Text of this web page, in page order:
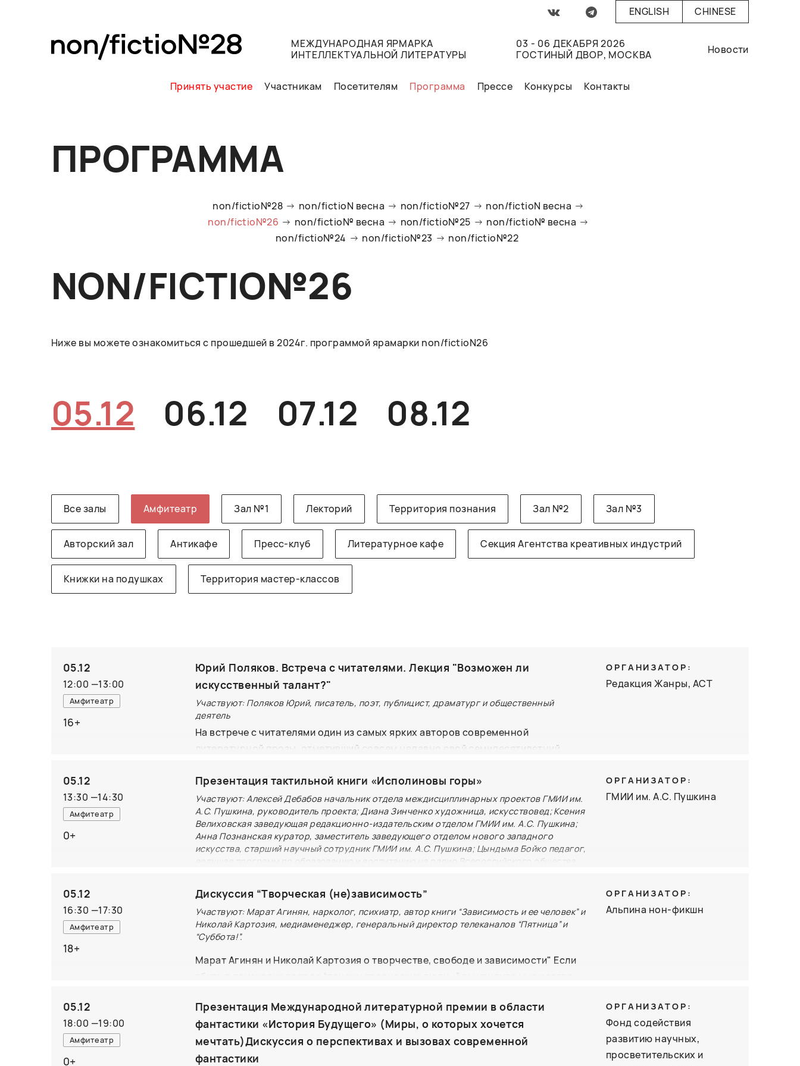
ENGLISH CHINESE
МЕЖДУНАРОДНАЯ ЯРМАРКА
ИНТЕЛЛЕКТУАЛЬНОЙ ЛИТЕРАТУРЫ
03 - 06 ДЕКАБРЯ 2026
ГОСТИНЫЙ ДВОР, МОСКВА
Новости
Принять участие Участникам Посетителям Программа Прессе Конкурсы Контакты
ПРОГРАММА
non/fictio№28 non/fictioN весна non/fictio№27
non/fictioN весна
non/fictio№26
non/fictio№ весна non/fictio№25
non/fictio№ весна
non/fictio№24
non/fictio№23 non/fictio№22
NON/FICTIO№26
Ниже вы можете ознакомиться с прошедшей в 2024г. программой ярамарки non/fictioN26
05.12 06.12 07.12 08.12
Все залы Амфитеатр Зал №1 Лекторий Территория познания Зал №2 Зал №3
Авторский зал Антикафе Пресс-клуб Литературное кафе Секция Агентства креативных индустрий
Книжки на подушках Территория мастер-классов
05.12
12:00 —13:00
Амфитеатр
16+
Юрий Поляков. Встреча с читателями. Лекция "Возможен ли
искусственный талант?"
Участвуют: Поляков Юрий, писатель, поэт, публицист, драматург и общественный
деятель
На встрече с читателями один из самых ярких авторов современной
литературной прозы, отметивший совсем недавно свой семидесятилетний
автора искуственным интеллектом, и возможен ли вообще — искусственный
талант?
ОРГАНИЗАТОР:
Редакция Жанры, АСТ
05.12
13:30 —14:30
Амфитеатр
0+
Презентация тактильной книги «Исполиновы горы»
Участвуют: Алексей Дебабов начальник отдела междисциплинарных проектов ГМИИ им.
А.С. Пушкина, руководитель проекта; Диана Зинченко художница, искусствовед; Ксения
Велиховская заведующая редакционно-издательским отделом ГМИИ им. А.С. Пушкина;
Анна Познанская куратор, заместитель заведующего отделом нового западного
искусства, старший научный сотрудник ГМИИ им. А.С. Пушкина; Цындыма Бойко педагог,
ведущая программ по образованию и воспитанию на радио Всероссийского общества
Тактильное издание Государственного музея изобразительных искусств имени
А.С. Пушкина «Каспар Давид Фридрих. “Исполиновы горы”» предназначено для
семейного чтения, для детей и взрослых с разным опытом восприятия. Книга
вышла к 250-летию со дня рождения наиболее известного представителя
немецкого романтизма К.Д. Фридриха.
пространство картины с помощью прикосновения, план за планом раскрывая
для себя композицию и замысел художника благодаря тактильным элементам.
Автор идеи и текстов — основатель программы «Доступный музей» Евгения
Киселёва-Аффлербах. Вся информация в книге продублирована на шрифте
ОРГАНИЗАТОР:
ГМИИ им. А.С. Пушкина
05.12
16:30 —17:30
Амфитеатр
18+
Дискуссия “Творческая (не)зависимость”
Участвуют: Марат Агинян, нарколог, психиатр, автор книги “Зависимость и ее человек” и
Николай Картозия, медиаменеджер, генеральный директор телеканалов “Пятница” и
“Суббота!”.
Марат Агинян и Николай Картозия о творчестве, свободе и зависимости" Если
“сложные, одинокие, страдают, ранимые, зависимые”. На этом, пожалуй,
остановимся. О том, как вылечить тревогу/зависимость/ депрессию и не убить
творчество, быть продуктивным, открытым новому и сделать своей главной
силой дисциплину поговорят нарколог, психиатр, автор книги “Зависимость и
ОРГАНИЗАТОР:
Альпина нон-фикшн
05.12
18:00 —19:00
Амфитеатр
0+
Презентация Международной литературной премии в области
фантастики «История Будущего» (Миры, о которых хочется
мечтать)Дискуссия о перспективах и вызовах современной
фантастики
ОРГАНИЗАТОР:
Фонд содействия
развитию научных,
просветительских и